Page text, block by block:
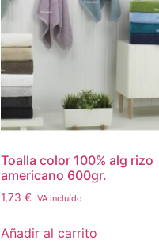
Toalla color 100% alg rizo
americano 600gr.
1,73 € IVA incluído
Añadir al carrito